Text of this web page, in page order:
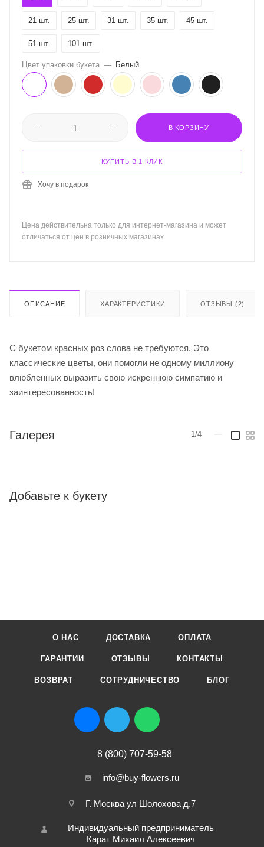
21 шт. 25 шт. 31 шт. 35 шт. 45 шт.
51 шт. 101 шт.
Цвет упаковки букета — Белый
В КОРЗИНУ
КУПИТЬ В 1 КЛИК
Хочу в подарок
Цена действительна только для интернет-магазина и может
отличаться от цен в розничных магазинах
ОПИСАНИЕ ХАРАКТЕРИСТИКИ ОТЗЫВЫ (2)
С букетом красных роз слова не требуются. Это
классические цветы, они помогли не одному миллиону
влюбленных выразить свою искреннюю симпатию и
заинтересованность!
Галерея 1/4
Добавьте к букету
О НАС ДОСТАВКА ОПЛАТА
ГАРАНТИИ ОТЗЫВЫ КОНТАКТЫ
ВОЗВРАТ СОТРУДНИЧЕСТВО БЛОГ
8 (800) 707-59-58
info@buy-flowers.ru
Г. Москва ул Шолохова д.7
Индивидуальный предприниматель
Карат Михаил Алексеевич